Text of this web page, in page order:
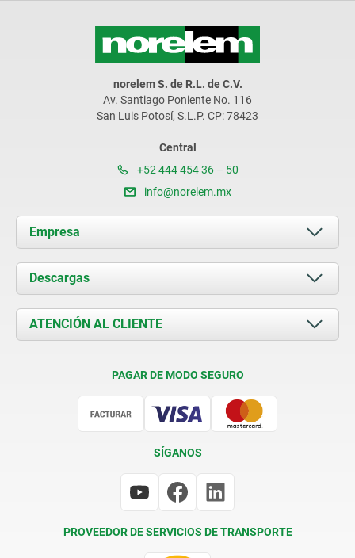
norelem S. de R.L. de C.V.
Av. Santiago Poniente No. 116
San Luis Potosí, S.L.P. CP: 78423
Central
+52 444 454 36 – 50
info@norelem.mx
Empresa
Acerca de nosotros
Novedades
Contacto
Descargas
Documents
ATENCIÓN AL CLIENTE
PAGAR DE MODO SEGURO
SÍGANOS
PROVEEDOR DE SERVICIOS DE TRANSPORTE